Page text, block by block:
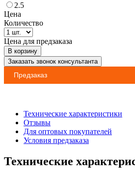
2.5
Цена
Количество
Цена для предзаказа
В корзину
Заказать звонок консультанта
Предзаказ
Технические характеристики
Отзывы
Для оптовых покупателей
Условия предзаказа
Технические